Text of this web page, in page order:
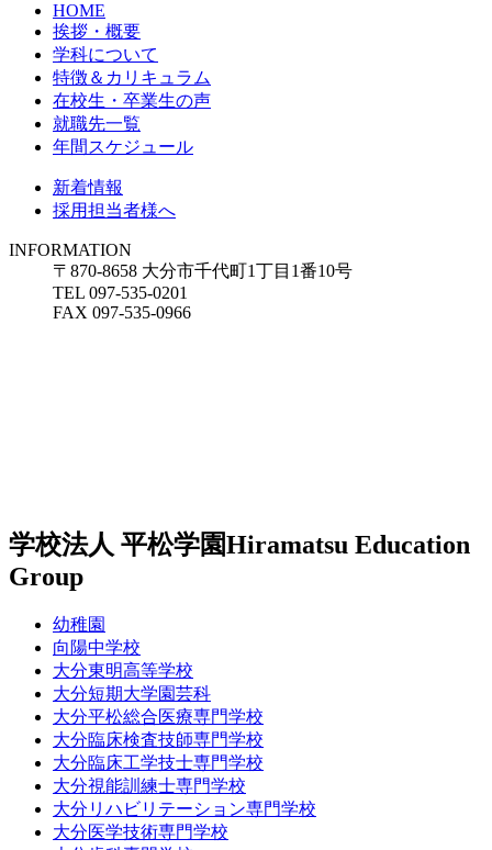
HOME
挨拶・概要
学科について
特徴＆カリキュラム
在校生・卒業生の声
就職先一覧
年間スケジュール
新着情報
採用担当者様へ
INFORMATION
〒870-8658 大分市千代町1丁目1番10号
TEL 097-535-0201
FAX 097-535-0966
学校法人 平松学園Hiramatsu Education
Group
幼稚園
向陽中学校
大分東明高等学校
大分短期大学園芸科
大分平松総合医療専門学校
大分臨床検査技師専門学校
大分臨床工学技士専門学校
大分視能訓練士専門学校
大分リハビリテーション専門学校
大分医学技術専門学校